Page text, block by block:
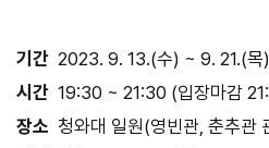
기간 2023. 9. 13.(수) ~ 9. 21.(목)
시간 19:30 ~ 21:30 (입장마감
장소 청와대 일원(영빈관, 춘추관